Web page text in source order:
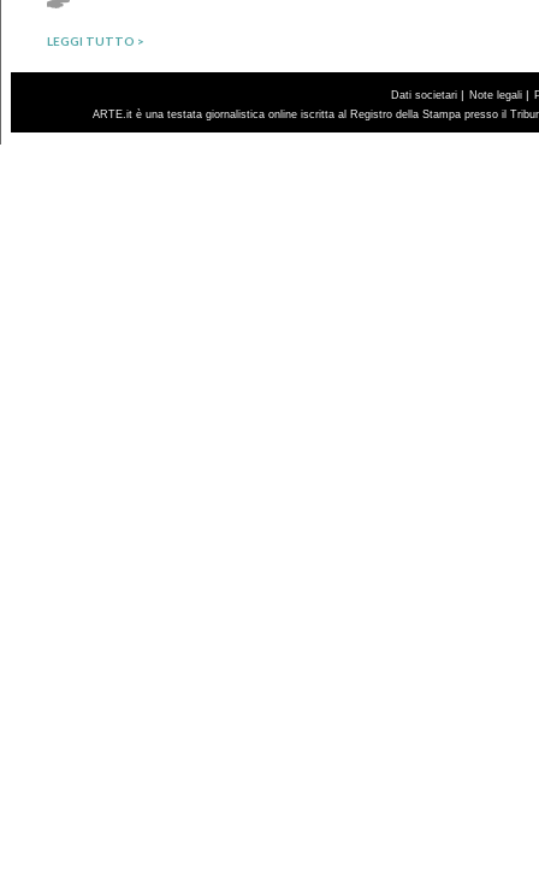
LEGGI TUTTO >
Dati societari | Note legali |
ARTE.it è una testata giornalistica online iscritta al Registro della Stampa presso il